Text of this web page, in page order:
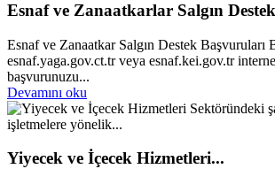
Esnaf ve Zanaatkarlar Salgın
Esnaf ve Zanaatkar Salgın Destek Başvuruları
esnaf.yaga.gov.ct.tr veya esnaf.kei.gov.tr
başvurunuzu...
Devamını oku
Yiyecek ve İçecek Hizmetleri...